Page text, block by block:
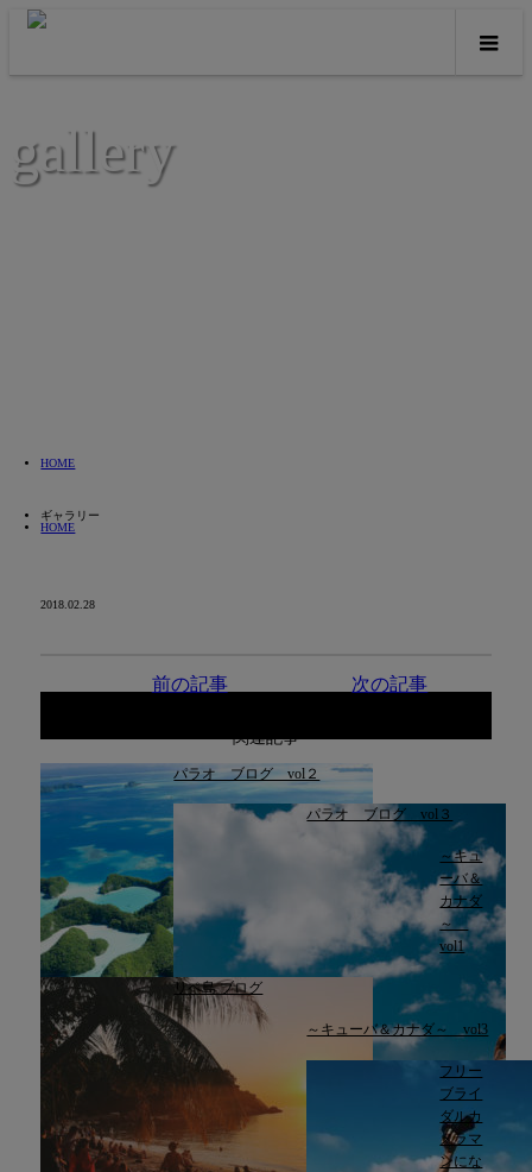
gallery
HOME
ギャラリー
HOME
2018.02.28
前の記事 次の記事
関連記事
パラオ ブログ vol２
パラオ ブログ vol３
～キュ
ーバ＆
カナダ
～
vol1
リペ島 ブログ
～キューバ＆カナダ～ vol3
フリー
ブライ
ダルカ
メラマ
ンにな